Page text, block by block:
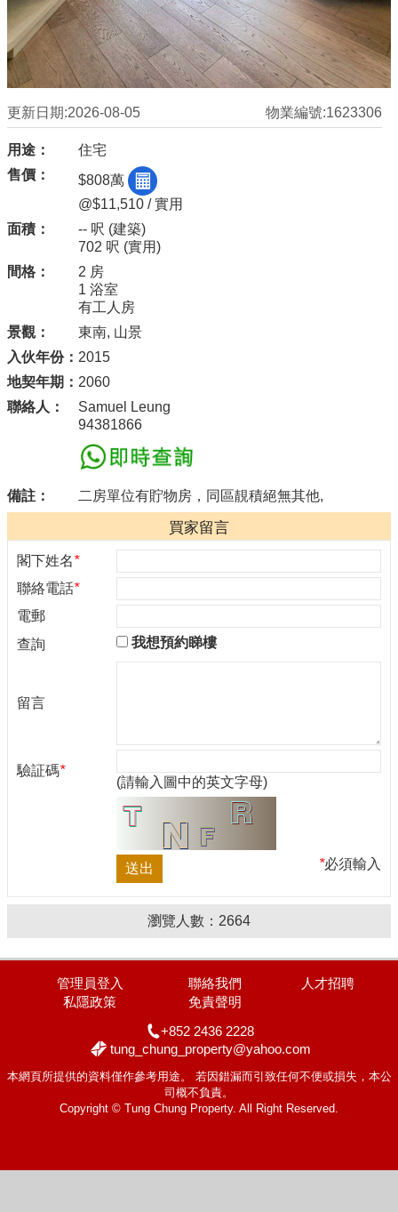
更新日期:2026-08-05 物業編號:1623306
用途：
住宅
售價：
$808萬
@$11,510 / 實用
面積：
-- 呎 (建築)
702 呎 (實用)
間格：
2 房
1 浴室
有工人房
景觀：
東南, 山景
入伙年份： 2015
地契年期： 2060
聯絡人：
Samuel Leung
94381866
備註： 二房單位有貯物房，同區靚積絕無其他,
買家留言
閣下姓名*
聯絡電話*
電郵
查詢
我想預約睇樓
留言
驗証碼*
(請輸入圖中的英文字母)
*必須輸入
瀏覽人數： 2664
管理員登入 聯絡我們
人才招聘
私隱政策
免責聲明
+852 2436 2228
tung_chung_property@yahoo.com
本網頁所提供的資料僅作參考用途。 若因錯漏而引致任何不便或損失，本公
司概不負責。
Copyright © Tung Chung Property. All Right Reserved.